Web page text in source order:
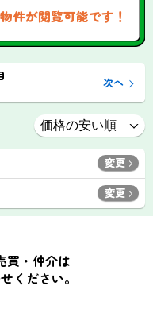
件が閲覧可能です！
次へ
変更
変更
買・仲介は
ください。